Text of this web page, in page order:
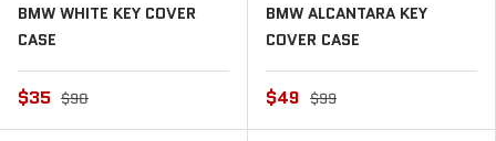
BMW WHITE KEY COVER
CASE
$35 $90
BMW ALCANTARA KEY
COVER CASE
$49 $99